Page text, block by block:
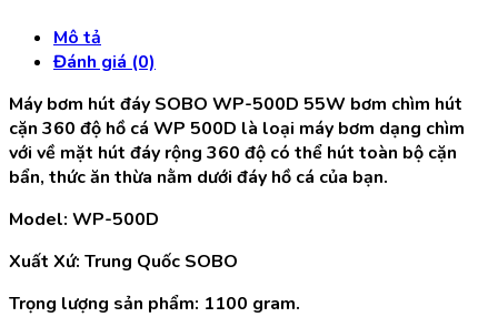
Mô tả
Đánh giá (0)
Máy bơm hút đáy SOBO WP-500D 55W bơm chìm hút
cặn 360 độ hồ cá WP 500D là loại máy bơm dạng chìm
với về mặt hút đáy rộng 360 độ có thể hút toàn bộ cặn
bẩn, thức ăn thừa nằm dưới đáy hồ cá của bạn.
Model: WP-500D
Xuất Xứ: Trung Quốc SOBO
Trọng lượng sản phẩm: 1100 gram.